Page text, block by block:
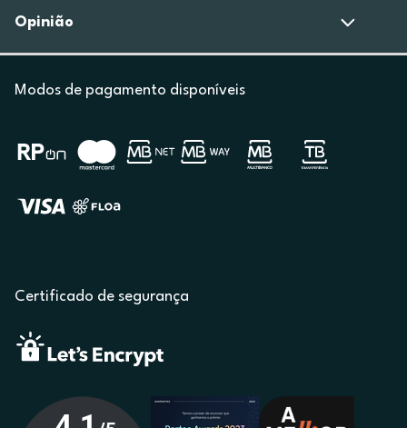
Opinião
Modos de pagamento disponíveis
Certificado de segurança